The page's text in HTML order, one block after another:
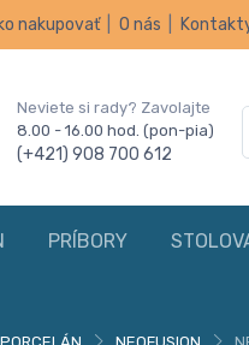
nakupovať O nás
Neviete si rady? Zavolajte
8.00 - 16.00 hod. (pon-pia)
(+421) 908 700 612
PRÍBORY